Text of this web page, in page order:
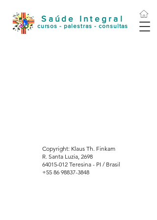
Saúde Integral
cursos - palestras - consultas
Copyright: Klaus Th. Finkam
R. Santa Luzia, 2698
64015-012 Teresina - PI / Brasil
+55 86 98837-3848